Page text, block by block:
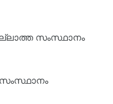
സംസ്ഥാനം